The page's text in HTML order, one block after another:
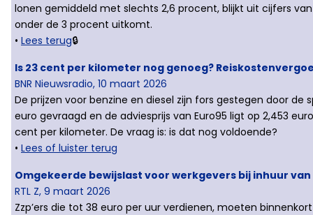
lonen gemiddeld met slechts 2,6 procent, blijkt uit cijfers
onder de 3 procent uitkomt.
• Lees terug🔒
Is 23 cent per kilometer nog genoeg?
BNR Nieuwsradio, 10 maart 2026
De prijzen voor benzine en diesel zijn fors gestegen door
euro gevraagd en de adviesprijs van Euro95 ligt op 2,453
cent per kilometer. De vraag is: is dat nog voldoende?
• Lees of luister terug
Omgekeerde bewijslast voor werkgevers bij inhuur van
RTL Z, 9 maart 2026
Zzp’ers die tot 38 euro per uur verdienen, moeten